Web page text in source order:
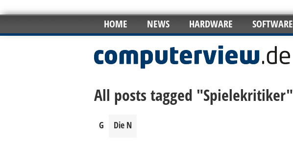
HOME NEWS HARDWARE SOFTWARE
All posts tagged "Spielekritiker"
G Die N